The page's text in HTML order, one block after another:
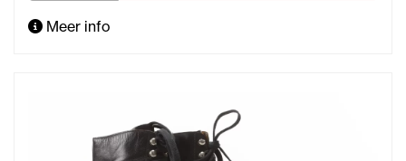
Meer info